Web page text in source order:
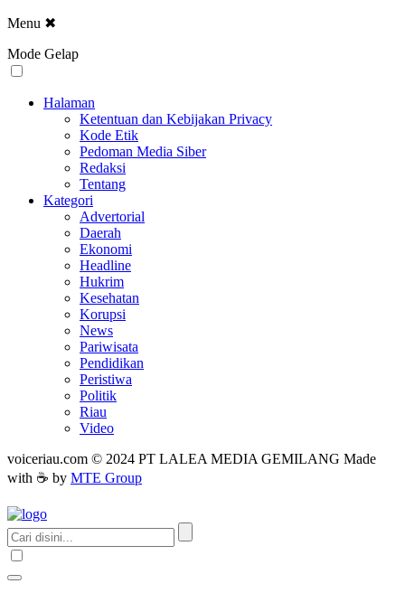
Menu ✖
Mode Gelap
Halaman
Ketentuan dan Kebijakan Privacy
Kode Etik
Pedoman Media Siber
Redaksi
Tentang
Kategori
Advertorial
Daerah
Ekonomi
Headline
Hukrim
Kesehatan
Korupsi
News
Pariwisata
Pendidikan
Peristiwa
Politik
Riau
Video
voiceriau.com © 2024 PT LALEA MEDIA GEMILANG Made
with ☕ by MTE Group